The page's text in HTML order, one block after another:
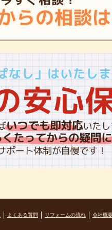
よくある質問 リフォームの流れ 会社概